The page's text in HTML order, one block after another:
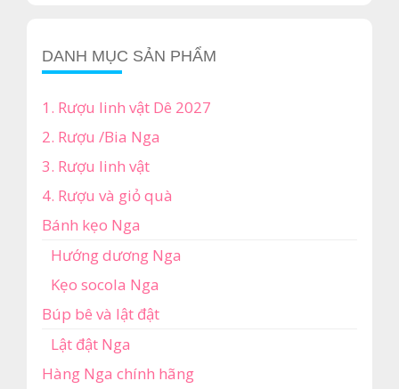
DANH MỤC SẢN PHẨM
1. Rượu linh vật Dê 2027
2. Rượu /Bia Nga
3. Rượu linh vật
4. Rượu và giỏ quà
Bánh kẹo Nga
Hướng dương Nga
Kẹo socola Nga
Búp bê và lật đật
Lật đật Nga
Hàng Nga chính hãng